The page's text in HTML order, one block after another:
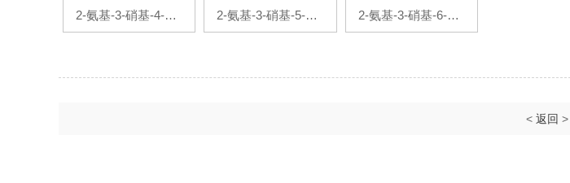
2-氨基-3-硝基-4-甲 2-氨基-3-硝基-5-溴 2-氨基-3-硝基-6-对
< 返回 >